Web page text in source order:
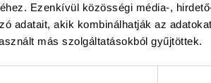
Ezenkívül közösségi média-,
adatait, akik kombinálhatják az
más szolgáltatásokból gyűjtöttek.
csík vagy egy négyzet van itt.
kívánt Remeha Home alkalmazást.
az alkalmazás leállításához.